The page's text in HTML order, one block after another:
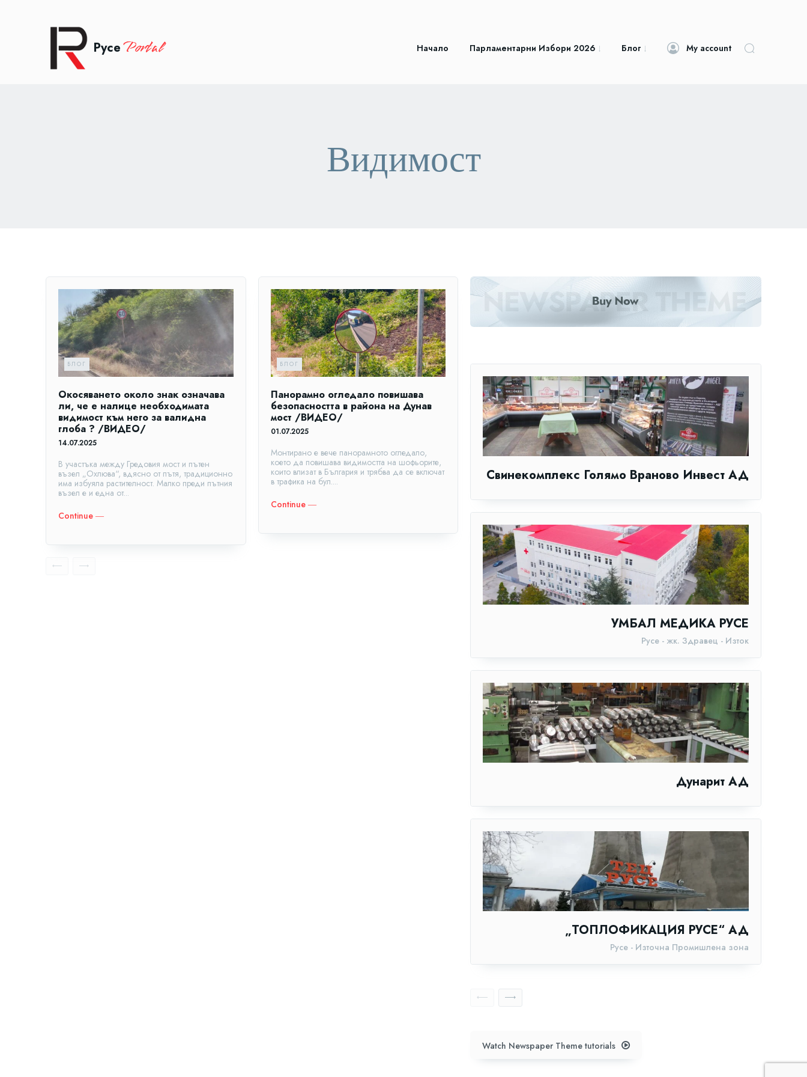
Русе Portal Начало Парламентарни Избори 2026 Блог My account
Видимост
БЛОГ
Окосяването около знак означава
ли, че е налице необходимата
видимост към него за валидна
глоба ? /ВИДЕО/
14.07.2025
В участъка между Гредовия мост и пътен
възел „Охлюва“, вдясно от пътя, традиционно
има избуяла растителност. Малко преди пътния
възел е и една от...
Continue ―
БЛОГ
Панорамно огледало повишава
безопасността в района на Дунав
мост /ВИДЕО/
01.07.2025
Монтирано е вече панорамното огледало,
което да повишава видимостта на шофьорите,
които влизат в България и трябва да се включат
в трафика на бул....
Continue ―
Свинекомплекс Голямо Враново Инвест АД
УМБАЛ МЕДИКА РУСЕ
Русе - жк. Здравец - Изток
Дунарит АД
„ТОПЛОФИКАЦИЯ РУСЕ“ АД
Русе - Източна Промишлена зона
Watch Newspaper Theme tutorials